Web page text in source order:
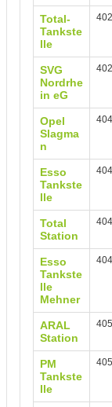
Total-
Tankste
lle
SVG
Nordrhe
in eG
Opel
Slagma
n
Esso
Tankste
lle
Total
Station
Esso
Tankste
lle
Mehner
ARAL
Station
PM
Tankste
lle